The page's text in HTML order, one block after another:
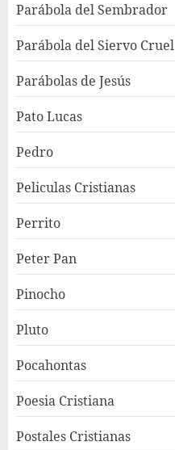
Parábola del Sembrador
Parábola del Siervo Cruel
Parábolas de Jesús
Pato Lucas
Pedro
Peliculas Cristianas
Perrito
Peter Pan
Pinocho
Pluto
Pocahontas
Poesia Cristiana
Postales Cristianas